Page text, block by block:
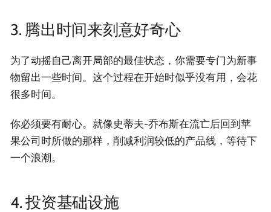
3. 腾出时间来刻意好奇心
为了动摇自己离开局部的最佳状态，你需要专门为新事
物留出一些时间。这个过程在开始时似乎没有用，会花
很多时间。
你必须要有耐心。就像史蒂夫-乔布斯在流亡后回到苹
果公司时所做的那样，削减利润较低的产品线，等待下
一个浪潮。
4. 投资基础设施